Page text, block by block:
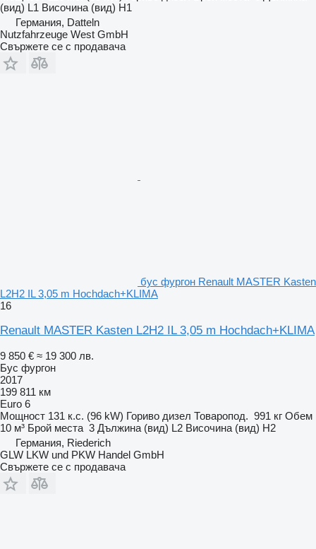
(вид) L1 Височина (вид) H1
Германия, Datteln
Nutzfahrzeuge West GmbH
Свържете се с продавача
бус фургон Renault MASTER Kasten
L2H2 IL 3,05 m Hochdach+KLIMA
16
Renault MASTER Kasten L2H2 IL 3,05 m Hochdach+KLIMA
9 850 € ≈ 19 300 лв.
Бус фургон
2017
199 811 км
Euro 6
Мощност 131 к.с. (96 kW) Гориво дизел Товаропод. 991 кг Обем
10 м³ Брой места 3 Дължина (вид) L2 Височина (вид) H2
Германия, Riederich
GLW LKW und PKW Handel GmbH
Свържете се с продавача